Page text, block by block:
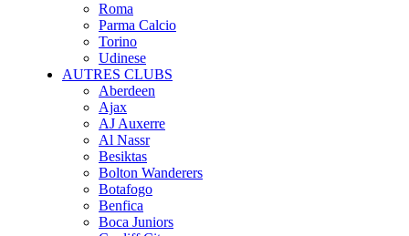
Roma
Parma Calcio
Torino
Udinese
AUTRES CLUBS
Aberdeen
Ajax
AJ Auxerre
Al Nassr
Besiktas
Bolton Wanderers
Botafogo
Benfica
Boca Juniors